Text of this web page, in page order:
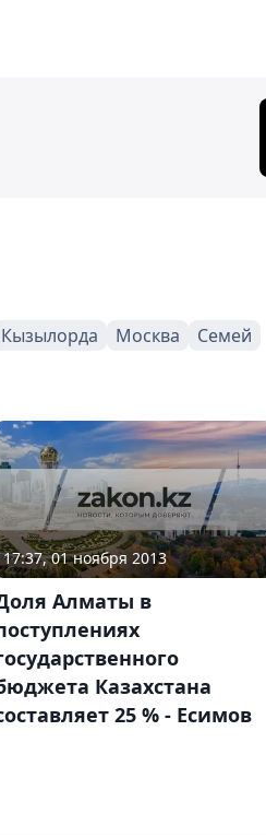
Кызылорда Москва Семей
17:37, 01 ноября 2013
Алматы в
Казахстана
25 % - Есимов